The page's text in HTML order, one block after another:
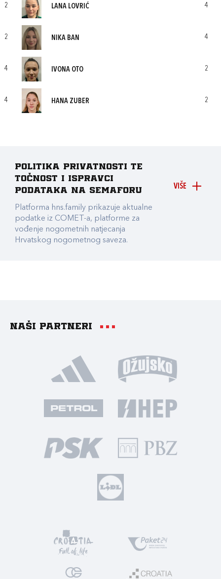
2 LANA LOVRIĆ 4
2 NIKA BAN 4
4 IVONA OTO 2
4 HANA ZUBER 2
VIŠE
Politika privatnosti te
točnost i ispravci
podataka na Semaforu
Platforma hns.family prikazuje aktualne
podatke iz COMET-a, platforme za
vođenje nogometnih natjecanja
Hrvatskog nogometnog saveza.
Naši partneri